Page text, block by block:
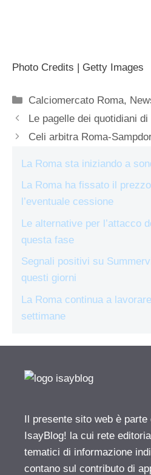
Photo Credits | Getty Images
Categorie
Calciomercato Roma,
Le pagelle dei quotidiani
Celi arbitra Roma-
La Roma sta iniziando a
La Roma ha fissato il
l’eventuale cessione
Le alternative per l’attacco
questa fase
Segnali positivi su
questi giorni
La Roma continua a
settimane
Il presente sito web è parte
IsayBlog! la cui rete
tematici di informazione
contano sul contributo di